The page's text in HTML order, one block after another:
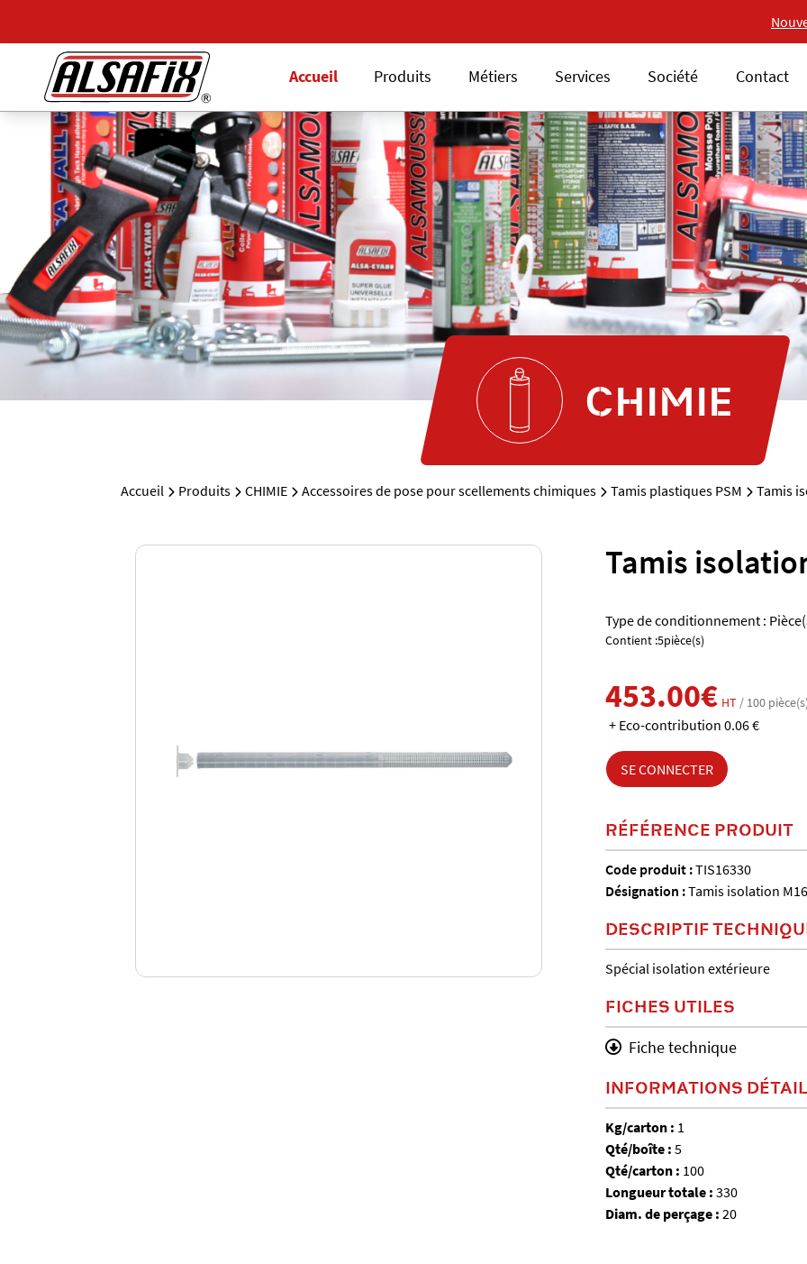
Nouvelle gamme 18V
Accueil Produits Métiers Services Société Contact
CHIMIE
Accueil Produits CHIMIE Accessoires de pose pour scellements chimiques Tamis plastiques PSM Tamis
Tamis
Type de conditionnement :
Contient :5pièce(s)
453.00€ HT / 100
+ Eco-contribution 0.06 €
SE CONNECTER
RÉFÉRENCE PRODUIT
Code produit :TIS16330
Désignation :Tamis isolation
DESCRIPTIF
Spécial isolation extérieure
FICHES UTILES
Fiche technique
INFORMATIONS
Kg/carton : 1
Qté/boîte : 5
Qté/carton : 100
Longueur totale : 330
Diam. de perçage : 20